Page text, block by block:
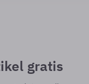
gratis